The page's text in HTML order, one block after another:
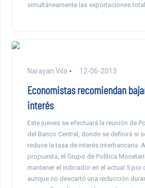
simultáneamente las exportaciones
Narayan Vila 12-06-2013
Economistas recomiendan
interés
Este jueves se efectuará la reunión de
del Banco Central, donde se definirá si
reduce la tasa de interés interbancaria.
propuesta, el Grupo de Política
mantener el indicador en el actual 5 por
aunque no descartó una reducción